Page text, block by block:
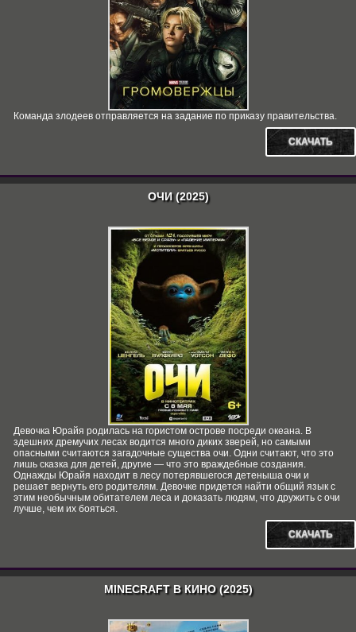
Команда злодеев отправляется на задание по приказу правительства.
СКАЧАТЬ
ОЧИ (2025)
Девочка Юрайя родилась на гористом острове посреди океана. В
здешних дремучих лесах водится много диких зверей, но самыми
опасными считаются загадочные существа очи. Одни считают, что это
лишь сказка для детей, другие — что это враждебные создания.
Однажды Юрайя находит в лесу потерявшегося детеныша очи и
решает вернуть его родителям. Девочке придется найти общий язык с
этим необычным обитателем леса и доказать людям, что дружить с очи
лучше, чем их бояться.
СКАЧАТЬ
MINECRAFT В КИНО (2025)